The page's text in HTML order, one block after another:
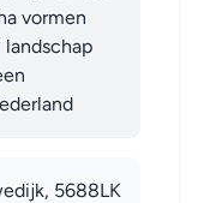
vormen
landschap
5688LK